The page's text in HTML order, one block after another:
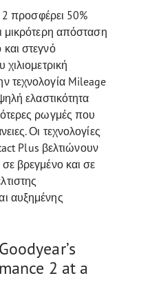
προσφέρει 50%
μικρότερη απόσταση
στεγνό
τεχνολογία Mileage
ελαστικότητα
ρωγμές που
Οι τεχνολογίες
Plus βελτιώνουν
βρεγμένο και σε
αυξημένης
2 at a